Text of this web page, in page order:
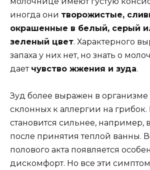
иногда они творожистые,
окрашенные в белый, серый
зеленый цвет. Характерного
запаха у них нет, но знать о
дает чувство жжения и зуда.
Зуд более выражен в
склонных к аллергии на грибок.
становится сильнее, например,
после принятия теплой ванны.
полового акта появляется
дискомфорт. Но все эти